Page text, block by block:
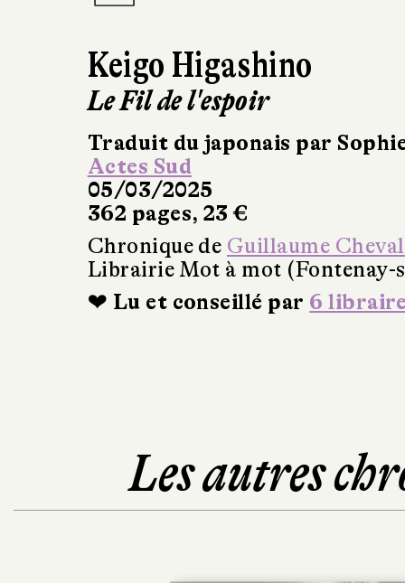
Keigo Higashino
Le Fil de l'espoir
Traduit du japonais par
Actes Sud
05/03/2025
362 pages, 23 €
Chronique de Guillaume
Librairie Mot à mot (Fontenay-
❤ Lu et conseillé par 6
Les autres